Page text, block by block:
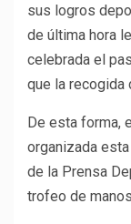
sus logros
de última hora
celebrada el
que la recogida
De esta forma,
organizada
de la Prensa
trofeo de